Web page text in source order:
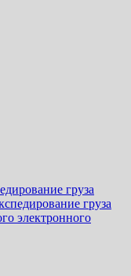
груза
груза
электронного